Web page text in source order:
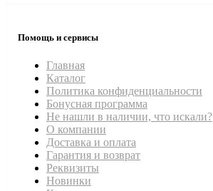
Помощь и сервисы
Главная
Каталог
Политика конфиденциальности
Бонусная программа
Не нашли в наличии, что искали?
О компании
Доставка и оплата
Гарантия и возврат
Реквизиты
Новинки